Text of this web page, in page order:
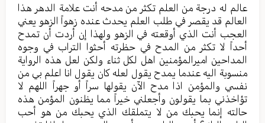
عالم له درجة من العلم تكثر من مدحه أنت علامة الدهر هذا
العالم قد يقصر في طلب العلم يحدث عنده زهواً الزهو يعني
العجب أنت الذي أوقعته في الزهو ولهذا إن أردت أن تمدح
أحداً لا تكثر من المدح في حظرته أحثوا التراب في وجوه
المداحين اميرالمؤمنين اهل لكل ثناء ولكن لعل هذه الرواية
منسوبة اليه عندما يمدح يقول لعله كان يقول انا اعلم بي من
نفسي والمؤمن اذا مدح الآن يقولها سراً أو جهراً اللهم لا
تؤاخذني بما يقولون وأجعلني خيراً مما يظنون المؤمن هذه
حالته إنما يحبك من لا يتملقك الذي يحبك من هو أحب